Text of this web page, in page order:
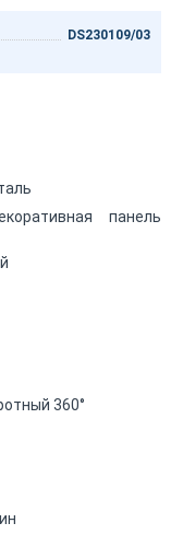
DS230109/03
панель
360°